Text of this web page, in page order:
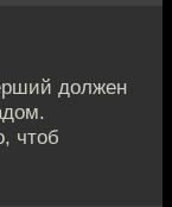
должен
чтоб